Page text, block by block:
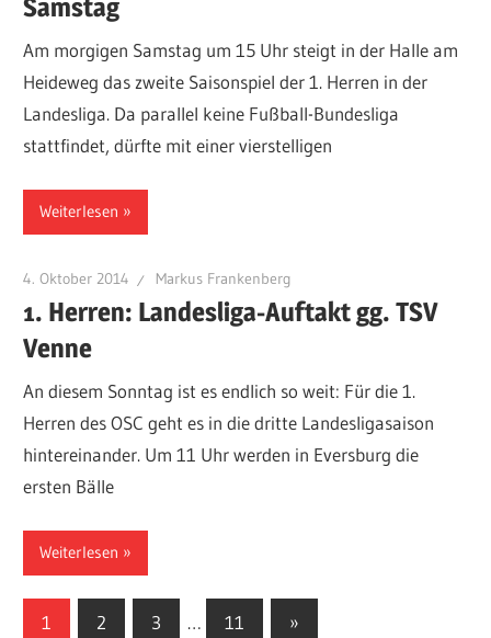
Samstag
Am morgigen Samstag um 15 Uhr steigt in der Halle am
Heideweg das zweite Saisonspiel der 1. Herren in der
Landesliga. Da parallel keine Fußball-Bundesliga
stattfindet, dürfte mit einer vierstelligen
Weiterlesen
4. Oktober 2014 Markus Frankenberg
1. Herren: Landesliga-Auftakt gg. TSV
Venne
An diesem Sonntag ist es endlich so weit: Für die 1.
Herren des OSC geht es in die dritte Landesligasaison
hintereinander. Um 11 Uhr werden in Eversburg die
ersten Bälle
Weiterlesen
Seitennummerierung
1 2 3 … 11
Nächste
»